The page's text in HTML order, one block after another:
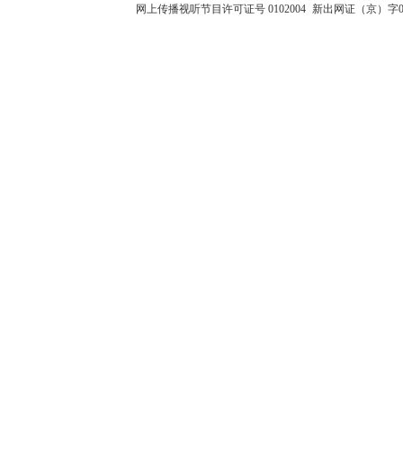
网上传播视听节目许可证号 0102004 新出网证（京）